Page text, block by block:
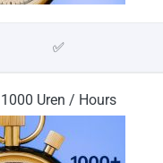
✅
1000 Uren / Hours